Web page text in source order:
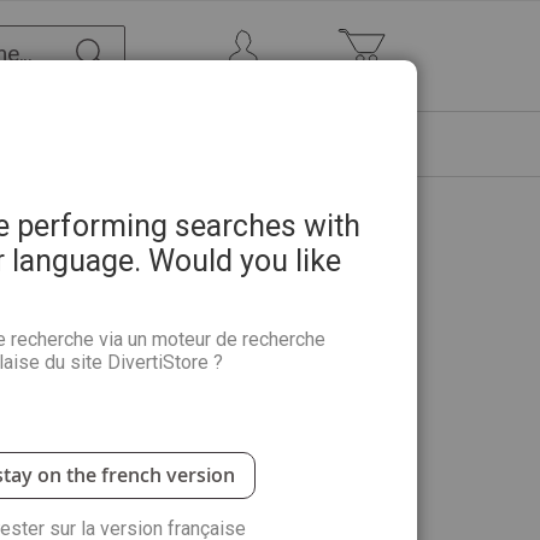
en pas à pas
objets du quotidien.
performing searches with
Would you like
via un moteur de recherche
du site DivertiStore ?
on the french version
sur la version française